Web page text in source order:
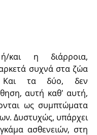
και η διάρροια,
συχνά στα ζώα
Και τα δύο, δεν
αυτή καθ' αυτή,
ως συμπτώματα
Δυστυχώς, υπάρχει
ασθενειών, στη